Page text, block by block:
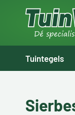
Tuintegels